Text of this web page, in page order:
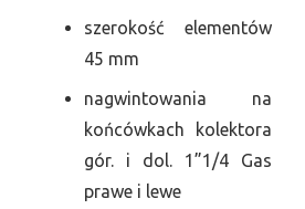
szerokość elementów
45 mm
nagwintowania na
końcówkach kolektora
gór. i dol. 1”1/4 Gas
prawe i lewe